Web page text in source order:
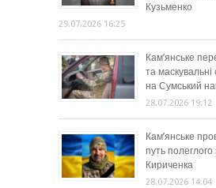
Кузьменко
29.07.2026 16:25
Кам’янське
та маскувальні
на Сумський
28.07.2026 19:12
Кам’янське
путь
Кириченка
28.07.2026 14:04